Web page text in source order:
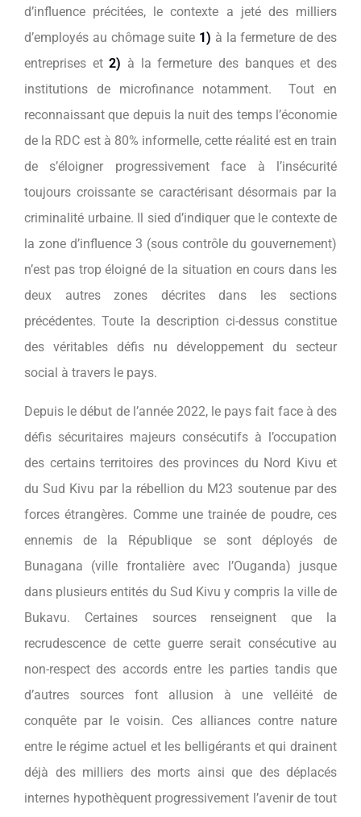
d’influence précitées, le contexte a jeté des milliers
d’employés au chômage suite 1) à la fermeture de des
entreprises et2) à la fermeture des banques et des
institutions de microfinance notamment. Tout en
reconnaissant que depuis la nuit des temps l’économie
de la RDC est à 80% informelle, cette réalité est en train
de s’éloigner progressivement face à l’insécurité
toujours croissante se caractérisant désormais par la
criminalité urbaine. Il sied d’indiquer que le contexte de
la zone d’influence 3 (sous contrôle du gouvernement)
n’est pas trop éloigné de la situation en cours dans les
deux autres zones décrites dans les sections
précédentes. Toute la description ci-dessus constitue
des véritables défis nu développement du secteur
social à travers le pays.
Depuis le début de l’année 2022, le pays fait face à des
défis sécuritaires majeurs consécutifs à l’occupation
des certains territoires des provinces du Nord Kivu et
du Sud Kivu par la rébellion du M23 soutenue par des
forces étrangères. Comme une trainée de poudre, ces
ennemis de la République se sont déployés de
Bunagana (ville frontalière avec l’Ouganda) jusque
dans plusieurs entités du Sud Kivu y compris la ville de
Bukavu. Certaines sources renseignent que la
recrudescence de cette guerre serait consécutive au
non-respect des accords entre les parties tandis que
d’autres sources font allusion à une velléité de
conquête par le voisin. Ces alliances contre nature
entre le régime actuel et les belligérants et qui drainent
déjà des milliers des morts ainsi que des déplacés
internes hypothèquent progressivement l’avenir de tout